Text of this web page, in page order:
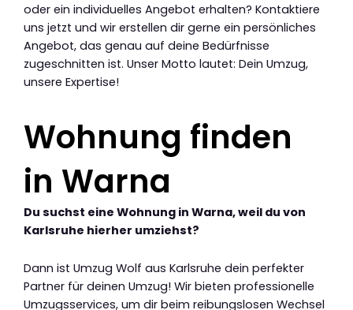
oder ein individuelles Angebot erhalten? Kontaktiere
uns jetzt und wir erstellen dir gerne ein persönliches
Angebot, das genau auf deine Bedürfnisse
zugeschnitten ist. Unser Motto lautet: Dein Umzug,
unsere Expertise!
Wohnung finden
in Warna
Du suchst eine Wohnung in Warna, weil du von
Karlsruhe hierher umziehst?
Dann ist Umzug Wolf aus Karlsruhe dein perfekter
Partner für deinen Umzug! Wir bieten professionelle
Umzugsservices, um dir beim reibungslosen Wechsel